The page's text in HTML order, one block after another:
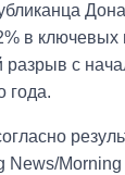
в ключевых
с
года.
News/